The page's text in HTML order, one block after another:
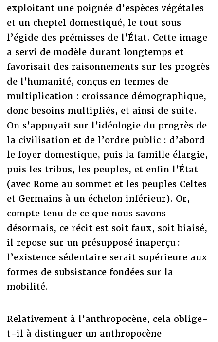
exploitant une poignée d’espèces végétales
et un cheptel domestiqué, le tout sous
l’égide des prémisses de l’État. Cette image
a servi de modèle durant longtemps et
favorisait des raisonnements sur les progrès
de l’humanité, conçus en termes de
multiplication : croissance démographique,
donc besoins multipliés, et ainsi de suite.
On s’appuyait sur l’idéologie du progrès de
la civilisation et de l’ordre public : d’abord
le foyer domestique, puis la famille élargie,
puis les tribus, les peuples, et enfin l’État
(avec Rome au sommet et les peuples Celtes
et Germains à un échelon inférieur). Or,
compte tenu de ce que nous savons
désormais, ce récit est soit faux, soit biaisé,
il repose sur un présupposé inaperçu :
l’existence sédentaire serait supérieure aux
formes de subsistance fondées sur la
mobilité.
Relativement à l’anthropocène, cela oblige-
t-il à distinguer un anthropocène